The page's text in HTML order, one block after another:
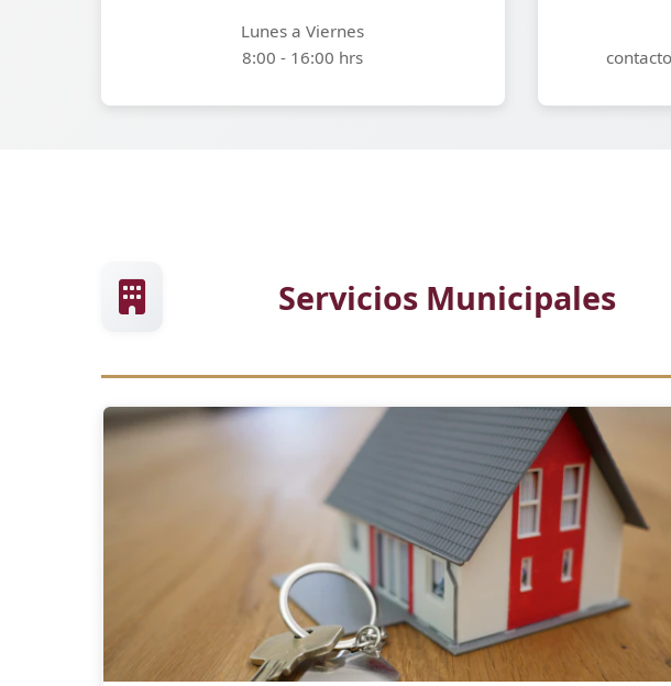
Lunes a Viernes
8:00 - 16:00 hrs
Servicios Municipales